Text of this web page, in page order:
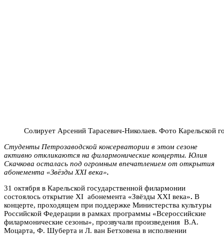
Солирует Арсений Тарасевич-Николаев. Фото Карельской
Студенты Петрозаводской консерватории в этом сезоне
активно откликаются на филармонические концерты. Юлия
Скачкова осталась под огромным впечатлением от открытия
абонемента «Звёзды XXI века».
31 октября в Карельской государственной филармонии
состоялось открытие XI абонемента «Звёзды XXI века». В
концерте, проходящем при поддержке Министерства культуры
Российской Федерации в рамках программы «Всероссийские
филармонические сезоны», прозвучали произведения В.А.
Моцарта, Ф. Шуберта и Л. ван Бетховена в исполнении